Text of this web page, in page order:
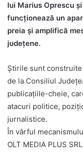
lui Marius Oprescu
funcționează un
preia și amplifică
județene.
Știrile sunt
de la Consiliul
publicațiile-cheie,
atacuri politice,
jurnalistice.
În vârful
OLT MEDIA PLUS